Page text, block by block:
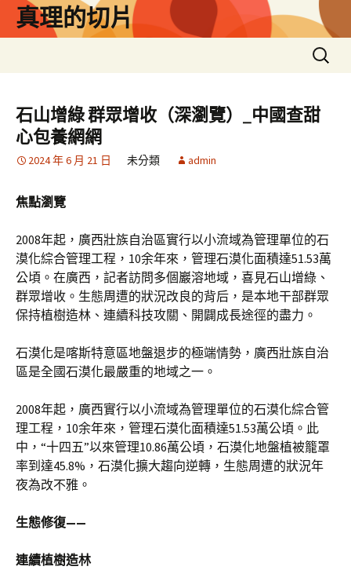
真理的切片
搜
尋
鍵
字:
石山增綠 群眾增收（深瀏覽）_中國查甜
心包養網網
2024 年 6 月 21 日 未分類 admin
焦點瀏覽
2008年起，廣西壯族自治區實行以小流域為管理單位的石
漠化綜合管理工程，10余年來，管理石漠化面積達51.53萬
公頃。在廣西，記者訪問多個巖溶地域，喜見石山增綠、
群眾增收。生態周遭的狀況改良的背后，是本地干部群眾
保持植樹造林、連續科技攻關、開闢成長途徑的盡力。
石漠化是喀斯特意區地盤退步的極端情勢，廣西壯族自治
區是全國石漠化最嚴重的地域之一。
2008年起，廣西實行以小流域為管理單位的石漠化綜合管
理工程，10余年來，管理石漠化面積達51.53萬公頃。此
中，“十四五”以來管理10.86萬公頃，石漠化地盤植被籠罩
率到達45.8%，石漠化擴大趨向逆轉，生態周遭的狀況年
夜為改不雅。
生態修復——
連續植樹造林